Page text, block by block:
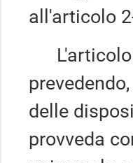
all'articolo
L'articolo
delle
provveda